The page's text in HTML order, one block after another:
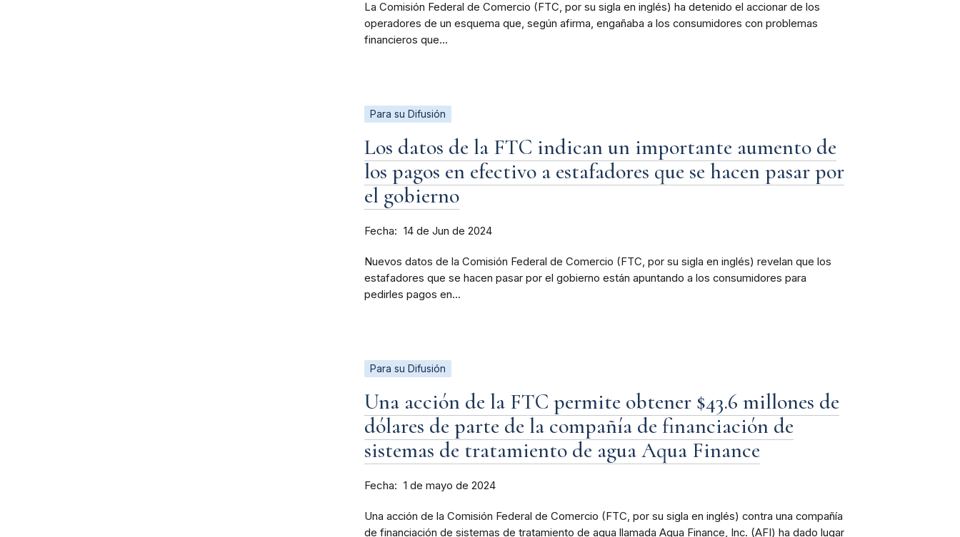
La Comisión Federal de Comercio (FTC, por su sigla en inglés) ha detenido el accionar de los
operadores de un esquema que, según afirma, engañaba a los consumidores con problemas
financieros que...
Para su Difusión
Los datos de la FTC indican un importante aumento de
los pagos en efectivo a estafadores que se hacen pasar por
el gobierno
Fecha 14 de Jun de 2024
Nuevos datos de la Comisión Federal de Comercio (FTC, por su sigla en inglés) revelan que los
estafadores que se hacen pasar por el gobierno están apuntando a los consumidores para
pedirles pagos en...
Para su Difusión
Una acción de la FTC permite obtener $43.6 millones de
dólares de parte de la compañía de financiación de
sistemas de tratamiento de agua Aqua Finance
Fecha 1 de mayo de 2024
Una acción de la Comisión Federal de Comercio (FTC, por su sigla en inglés) contra una compañía
de financiación de sistemas de tratamiento de agua llamada Aqua Finance, Inc. (AFI) ha dado lugar